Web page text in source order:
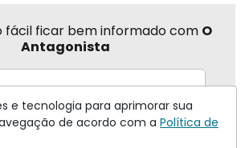
fácil ficar bem informado com O
Antagonista
receber notificações | Para obter mais
nossa
e tecnologia para aprimorar sua
de acordo com a Política de